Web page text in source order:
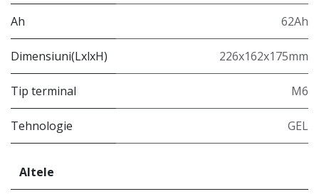
Ah 62Ah
Dimensiuni(LxlxH) 226x162x175mm
Tip terminal M6
Tehnologie GEL
Altele